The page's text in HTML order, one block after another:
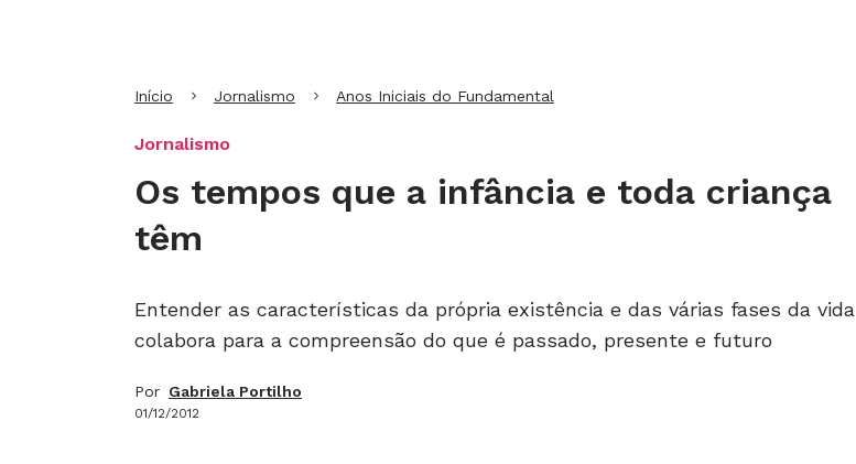
Início Jornalismo Anos Iniciais do Fundamental
Jornalismo
Os tempos que a infância e toda criança
têm
Entender as características da própria existência e das várias fases da vida
colabora para a compreensão do que é passado, presente e futuro
Por Gabriela Portilho
01/12/2012